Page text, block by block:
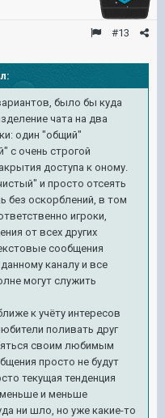
#13
было бы куда
чата на два
один "общий"
с очень строгой
доступа к оному.
и просто отсеять
без оскорблений, в том
игроки,
от всех других
сообщения
каналу и все
могут служить
к учёту интересов
поливать друг
своим любимым
просто не будут
текущая тенденция
и меньше
ни шло, но уже какие-то